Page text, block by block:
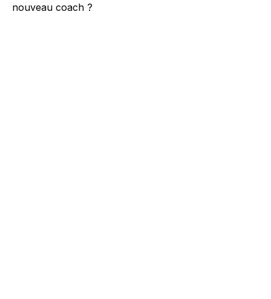
nouveau coach ?